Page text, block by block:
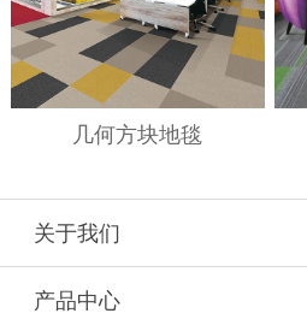
几何方块地毯
关于我们
产品中心